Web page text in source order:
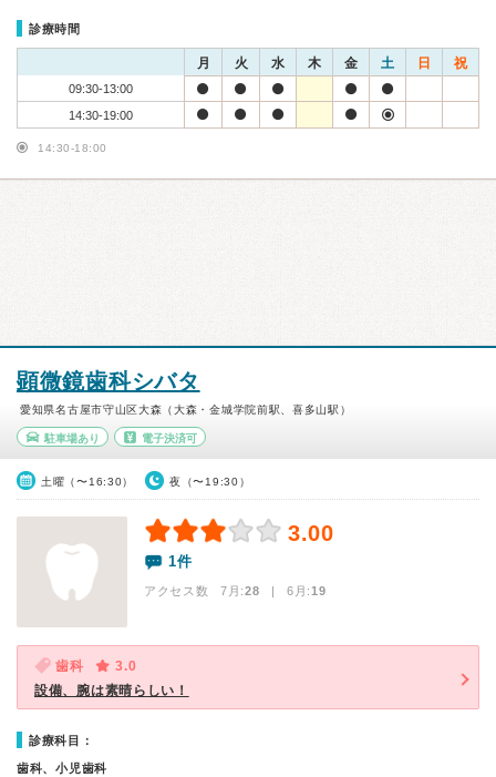
診療時間
月 火 水 木 金 土 日 祝
09:30-13:00
14:30-19:00
14:30-18:00
顕微鏡歯科シバタ
愛知県名古屋市守山区大森（大森・金城学院前駅、喜多山駅）
駐車場あり 電子決済可
土曜（〜16:30） 夜（〜19:30）
3.00
1件
アクセス数 7月:28 | 6月:19
歯科
3.0
設備、腕は素晴らしい！
診療科目：
歯科、小児歯科